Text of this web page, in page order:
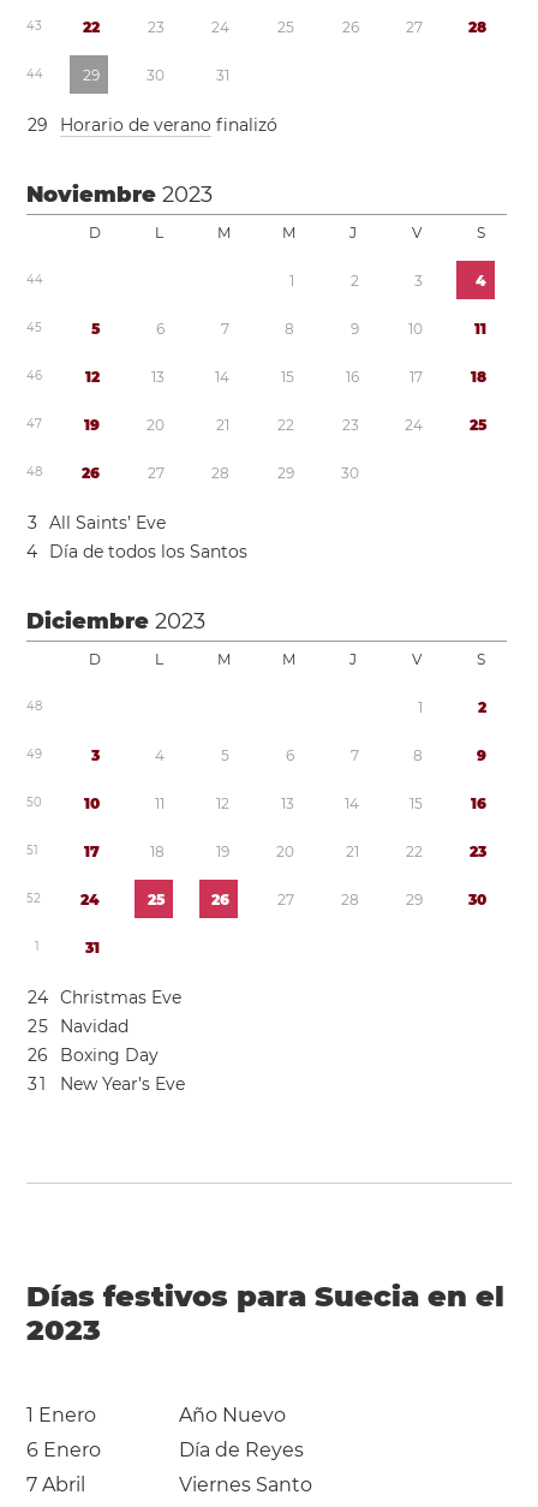
43 22 23 24 25 26 27 28
44 29 30 31
29 Horario de verano finalizó
Noviembre2023
D L M M J V S
44 1 2 3 4
45 5 6 7 8 9 10 11
46 12 13 14 15 16 17 18
47 19 20 21 22 23 24 25
48 26 27 28 29 30
3 All Saints’ Eve
4
Día de todos los Santos
Diciembre2023
D L M M J V S
48 1 2
49 3 4 5 6 7 8 9
50 10 11 12 13 14 15 16
51 17 18 19 20 21 22 23
52 24 25 26 27 28 29 30
1 31
24 Christmas Eve
25
Navidad
26
Boxing Day
31 New Year’s Eve
Días festivos para Suecia en el
2023
1 Enero
Año Nuevo
6 Enero
Día de Reyes
7 Abril
Viernes Santo